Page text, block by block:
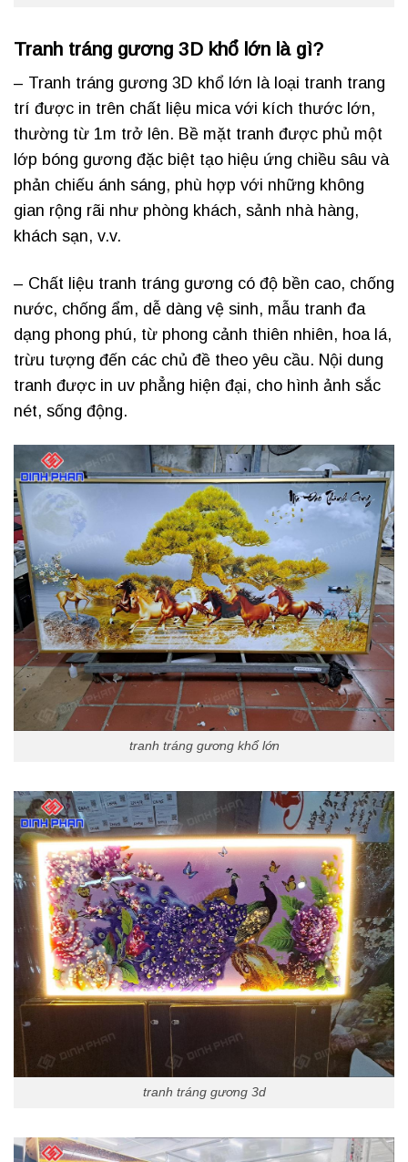
Tranh tráng gương 3D khổ lớn là gì?
– Tranh tráng gương 3D khổ lớn là loại tranh trang
trí được in trên chất liệu mica với kích thước lớn,
thường từ 1m trở lên. Bề mặt tranh được phủ một
lớp bóng gương đặc biệt tạo hiệu ứng chiều sâu và
phản chiếu ánh sáng, phù hợp với những không
gian rộng rãi như phòng khách, sảnh nhà hàng,
khách sạn, v.v.
– Chất liệu tranh tráng gương có độ bền cao, chống
nước, chống ẩm, dễ dàng vệ sinh, mẫu tranh đa
dạng phong phú, từ phong cảnh thiên nhiên, hoa lá,
trừu tượng đến các chủ đề theo yêu cầu. Nội dung
tranh được in uv phẳng hiện đại, cho hình ảnh sắc
nét, sống động.
tranh tráng gương khổ lớn
tranh tráng gương 3d